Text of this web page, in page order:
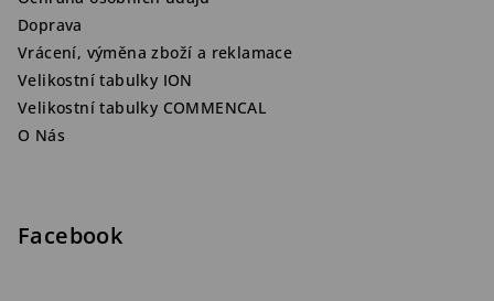
Doprava
Vrácení, výměna zboží a reklamace
Velikostní tabulky ION
Velikostní tabulky COMMENCAL
O Nás
Facebook